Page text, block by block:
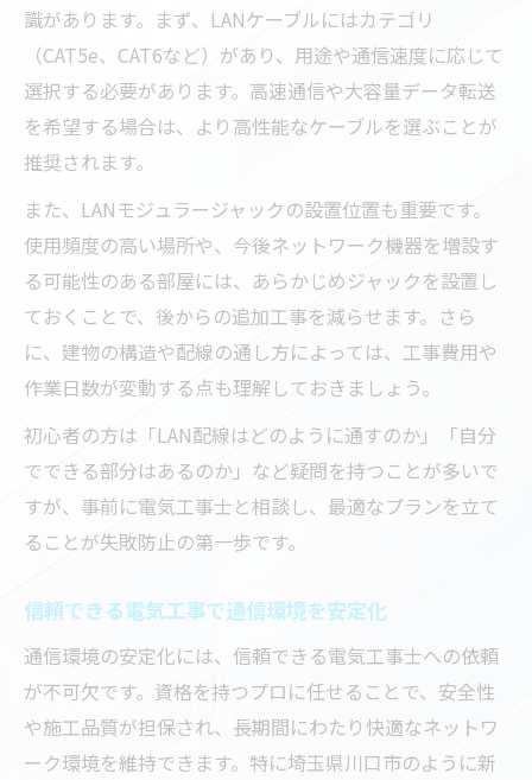
識があります。まず、LANケーブルにはカテゴリ
（CAT5e、CAT6など）があり、用途や通信速度に応じて
選択する必要があります。高速通信や大容量データ転送
を希望する場合は、より高性能なケーブルを選ぶことが
推奨されます。
また、LANモジュラージャックの設置位置も重要です。
使用頻度の高い場所や、今後ネットワーク機器を増設す
る可能性のある部屋には、あらかじめジャックを設置し
ておくことで、後からの追加工事を減らせます。さら
に、建物の構造や配線の通し方によっては、工事費用や
作業日数が変動する点も理解しておきましょう。
初心者の方は「LAN配線はどのように通すのか」「自分
でできる部分はあるのか」など疑問を持つことが多いで
すが、事前に電気工事士と相談し、最適なプランを立て
ることが失敗防止の第一歩です。
信頼できる電気工事で通信環境を安定化
通信環境の安定化には、信頼できる電気工事士への依頼
が不可欠です。資格を持つプロに任せることで、安全性
や施工品質が担保され、長期間にわたり快適なネットワ
ーク環境を維持できます。特に埼玉県川口市のように新